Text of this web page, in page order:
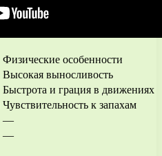
Физические особенности
Высокая выносливость
Быстрота и грация в движениях
Чувствительность к запахам
—
—